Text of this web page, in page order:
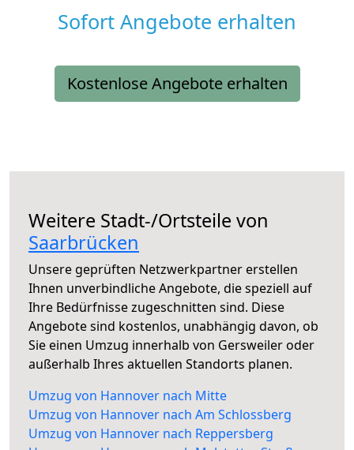
Sofort Angebote erhalten
Kostenlose Angebote erhalten
Weitere Stadt-/Ortsteile von
Saarbrücken
Unsere geprüften Netzwerkpartner erstellen
Ihnen unverbindliche Angebote, die speziell auf
Ihre Bedürfnisse zugeschnitten sind. Diese
Angebote sind kostenlos, unabhängig davon, ob
Sie einen Umzug innerhalb von Gersweiler oder
außerhalb Ihres aktuellen Standorts planen.
Umzug von Hannover nach Mitte
Umzug von Hannover nach Am Schlossberg
Umzug von Hannover nach Reppersberg